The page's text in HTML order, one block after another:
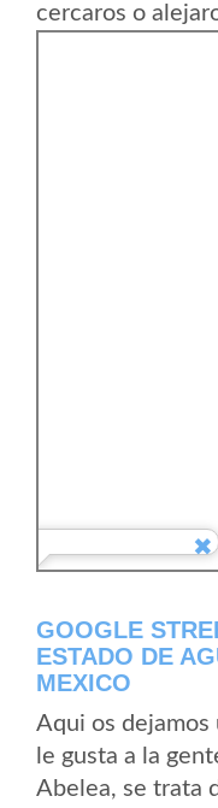
cercaros o
GOOGLE
ESTADO DE
MEXICO
Aqui os dejamos
le gusta a la
Abelea, se trata